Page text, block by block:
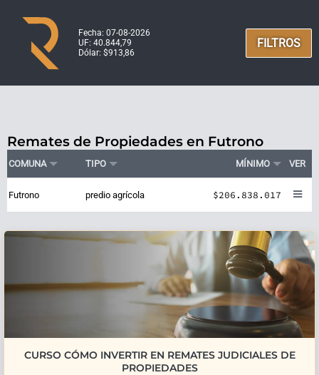
Fecha: 07-08-2026
UF: 40.844,79
Dólar: $913,86
FILTROS
Remates de Propiedades en Futrono
COMUNA TIPO MÍNIMO VER
Futrono predio agrícola $206.838.017
CURSO CÓMO INVERTIR EN REMATES JUDICIALES DE
PROPIEDADES